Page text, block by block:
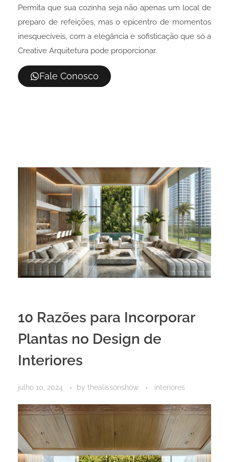
Permita que sua cozinha seja não apenas um local de
preparo de refeições, mas o epicentro de momentos
inesquecíveis, com a elegância e sofisticação que só a
Creative Arquitetura pode proporcionar.
Fale Conosco
10 Razões para Incorporar
Plantas no Design de
Interiores
julho 10, 2024 by thealissonshow interiores